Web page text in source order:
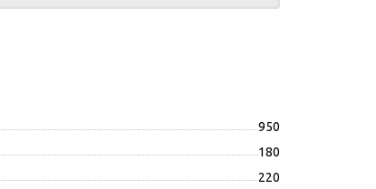
950
180
220